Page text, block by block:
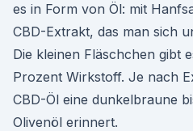
es in Form von Öl: mit
CBD-Extrakt, das man sich
Die kleinen Fläschchen gibt
Prozent Wirkstoff. Je nach
CBD-Öl eine dunkelbraune
Olivenöl erinnert.